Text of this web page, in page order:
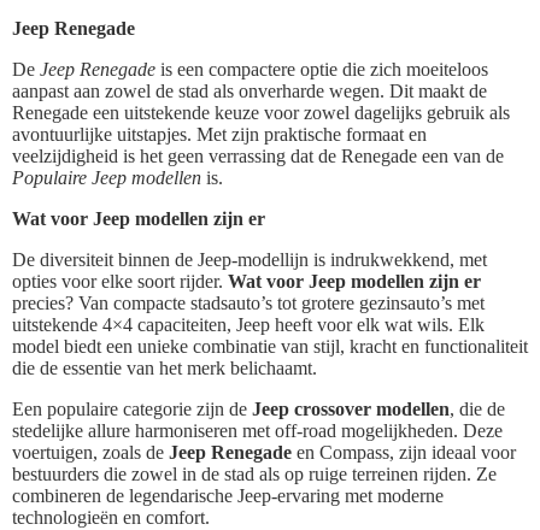
Jeep Renegade
De Jeep Renegade is een compactere optie die zich moeiteloos
aanpast aan zowel de stad als onverharde wegen. Dit maakt de
Renegade een uitstekende keuze voor zowel dagelijks gebruik als
avontuurlijke uitstapjes. Met zijn praktische formaat en
veelzijdigheid is het geen verrassing dat de Renegade een van de
Populaire Jeep modellen is.
Wat voor Jeep modellen zijn er
De diversiteit binnen de Jeep-modellijn is indrukwekkend, met
opties voor elke soort rijder. Wat voor Jeep modellen zijn er
precies? Van compacte stadsauto’s tot grotere gezinsauto’s met
uitstekende 4×4 capaciteiten, Jeep heeft voor elk wat wils. Elk
model biedt een unieke combinatie van stijl, kracht en functionaliteit
die de essentie van het merk belichaamt.
Een populaire categorie zijn de Jeep crossover modellen, die de
stedelijke allure harmoniseren met off-road mogelijkheden. Deze
voertuigen, zoals de Jeep Renegade en Compass, zijn ideaal voor
bestuurders die zowel in de stad als op ruige terreinen rijden. Ze
combineren de legendarische Jeep-ervaring met moderne
technologieën en comfort.